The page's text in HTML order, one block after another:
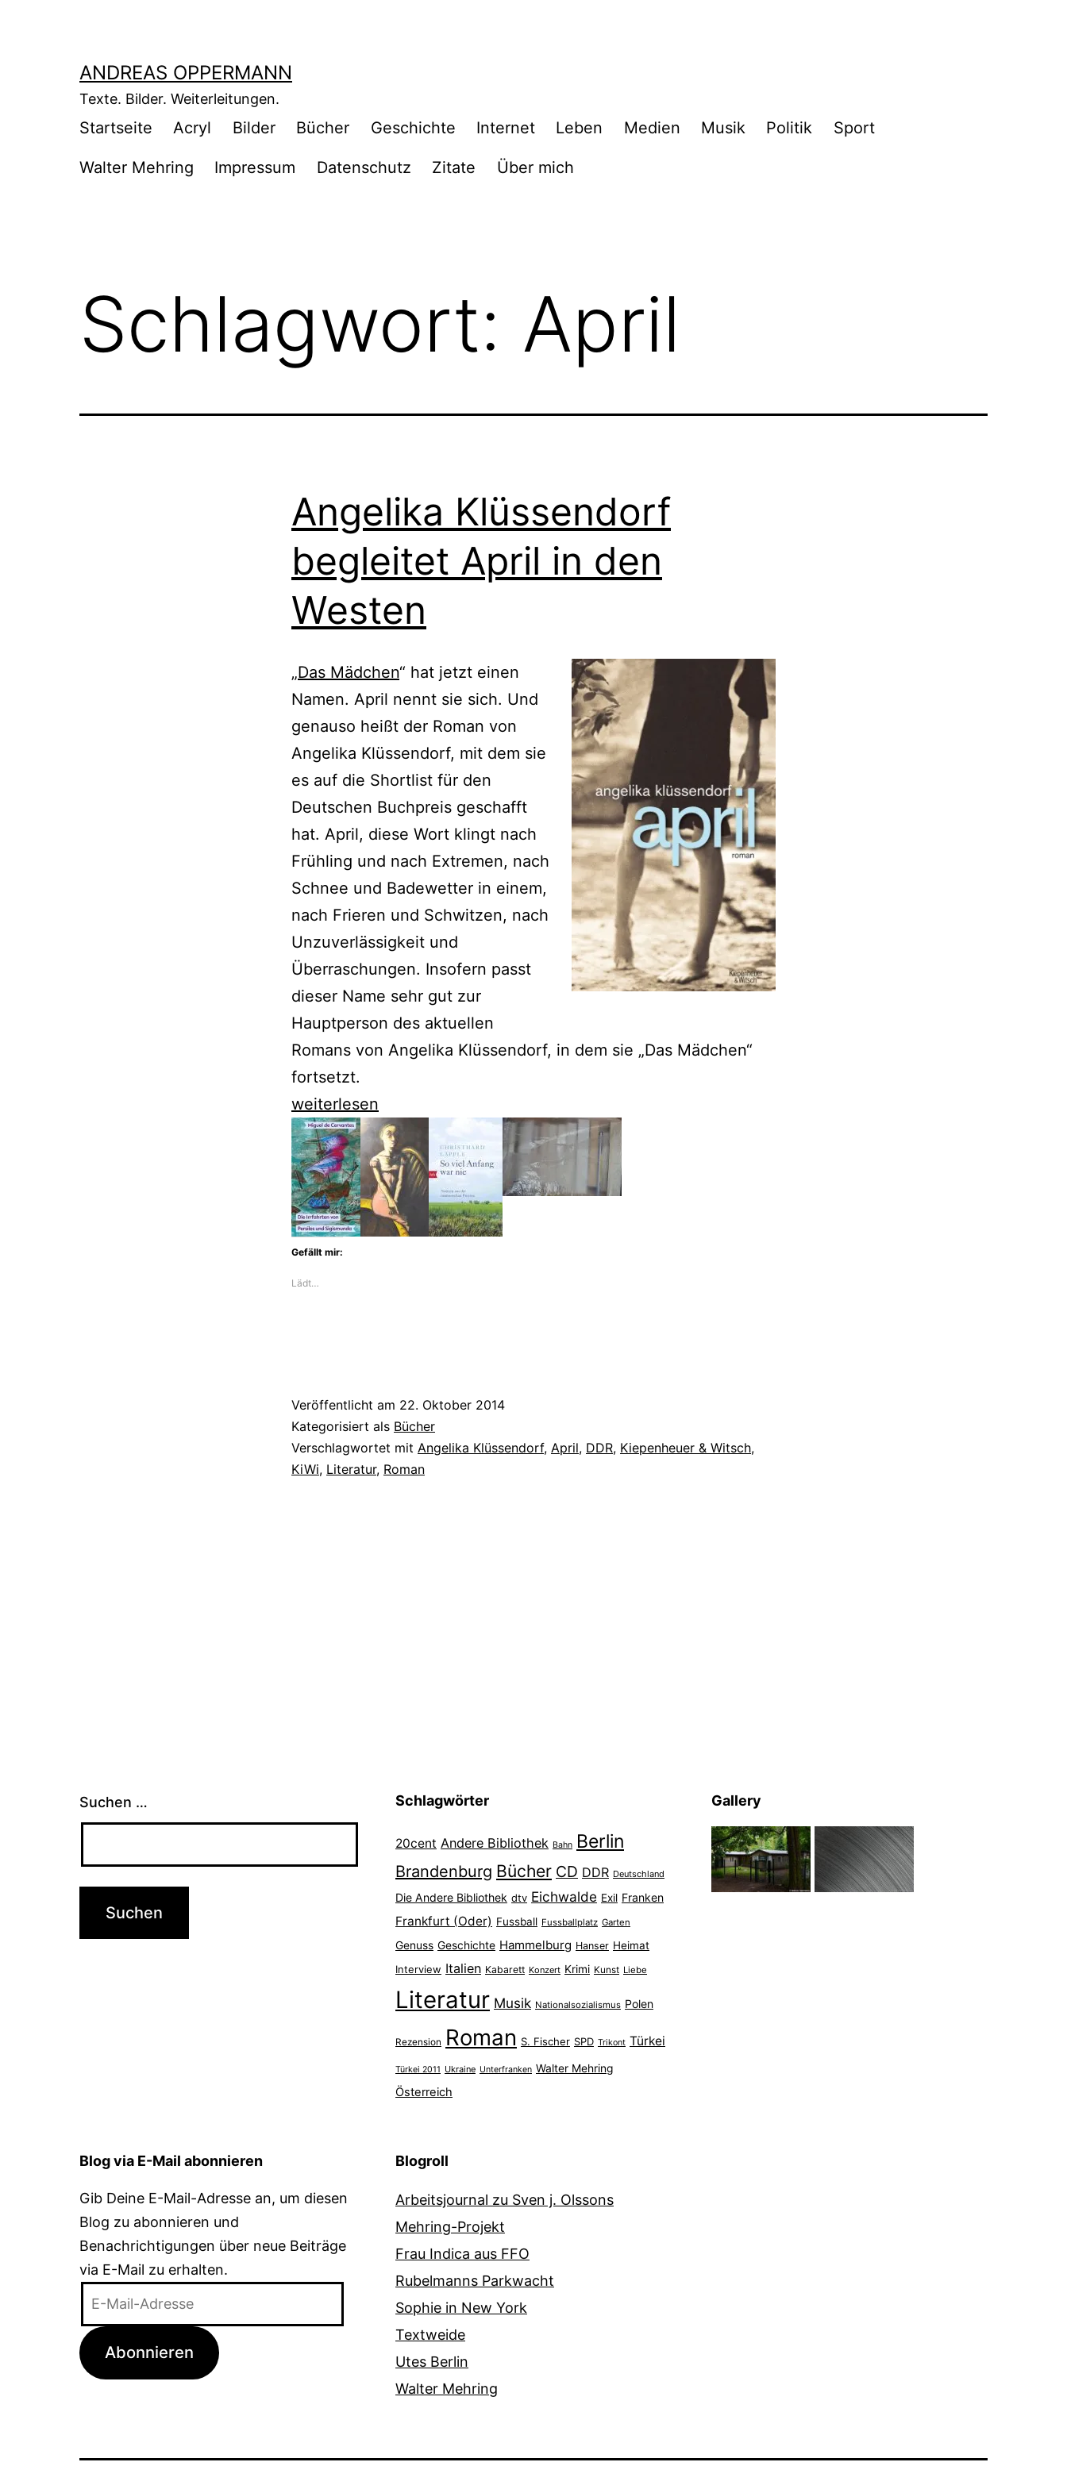
ANDREAS OPPERMANN
Texte. Bilder. Weiterleitungen.
Startseite Acryl Bilder Bücher Geschichte Internet Leben Medien Musik Politik Sport
Walter Mehring Impressum Datenschutz Zitate Über mich
Schlagwort: April
Angelika Klüssendorf
begleitet April in den
Westen
„Das Mädchen“ hat jetzt einen
Namen. April nennt sie sich. Und
genauso heißt der Roman von
Angelika Klüssendorf, mit dem sie
es auf die Shortlist für den
Deutschen Buchpreis geschafft
hat. April, diese Wort klingt nach
Frühling und nach Extremen, nach
Schnee und Badewetter in einem,
nach Frieren und Schwitzen, nach
Unzuverlässigkeit und
Überraschungen. Insofern passt
dieser Name sehr gut zur
Hauptperson des aktuellen
Romans von Angelika Klüssendorf, in dem sie „Das Mädchen“
fortsetzt.
Angelika
Klüssendorf
begleitet
April
in
den
weiterlesen
Gefällt mir:
Lädt…
Veröffentlicht am 22. Oktober 2014
Kategorisiert als Bücher
Verschlagwortet mit Angelika Klüssendorf, April, DDR, Kiepenheuer & Witsch,
KiWi, Literatur, Roman
Suchen … Schlagwörter
20cent Andere Bibliothek Bahn Berlin
Brandenburg Bücher CD DDR Deutschland
Die Andere Bibliothek dtv Eichwalde Exil Franken
Frankfurt (Oder) Fussball Fussballplatz Garten
Genuss Geschichte Hammelburg Hanser Heimat
Interview Italien Kabarett Konzert Krimi Kunst Liebe
Literatur Musik Nationalsozialismus Polen
Rezension Roman S. Fischer SPD Trikont Türkei
Türkei 2011 Ukraine Unterfranken Walter Mehring
Österreich
Gallery
Blog via E-Mail abonnieren
Gib Deine E-Mail-Adresse an, um diesen
Blog zu abonnieren und
Benachrichtigungen über neue Beiträge
via E-Mail zu erhalten.
Adresse
Abonnieren
Blogroll
Arbeitsjournal zu Sven j. Olssons
Mehring-Projekt
Frau Indica aus FFO
Rubelmanns Parkwacht
Sophie in New York
Textweide
Utes Berlin
Walter Mehring